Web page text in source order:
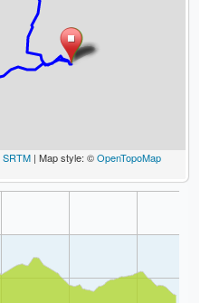
SRTM | Map style: ©OpenTopoMap